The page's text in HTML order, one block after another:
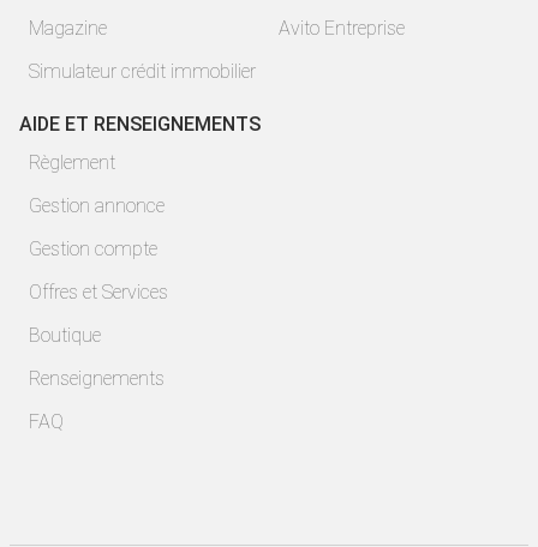
Magazine
Simulateur crédit immobilier
Avito Entreprise
AIDE ET RENSEIGNEMENTS
Règlement
Gestion annonce
Gestion compte
Offres et Services
Boutique
Renseignements
FAQ